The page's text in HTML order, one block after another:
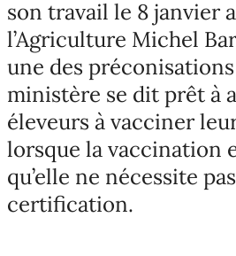
son travail le 8 janvier
l’Agriculture Michel
une des
ministère se dit prêt à
éleveurs à vacciner
lorsque la vaccination
qu’elle ne nécessite
certification.